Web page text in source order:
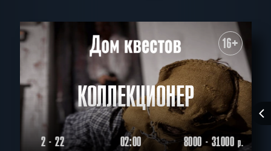
16+
КОЛЛЕКЦИОНЕР
2 - 22 02:00 8000 - 31000р.